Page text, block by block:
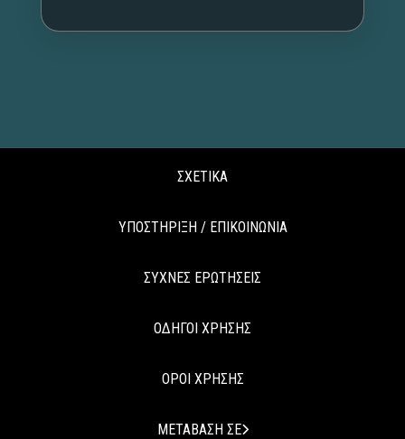
ΣΧΕΤΙΚΑ
ΥΠΟΣΤΗΡΙΞΗ / ΕΠΙΚΟΙΝΩΝΙΑ
ΣΥΧΝΕΣ ΕΡΩΤΗΣΕΙΣ
ΟΔΗΓΟΙ ΧΡΗΣΗΣ
ΟΡΟΙ ΧΡΗΣΗΣ
ΜΕΤΑΒΑΣΗ ΣΕ